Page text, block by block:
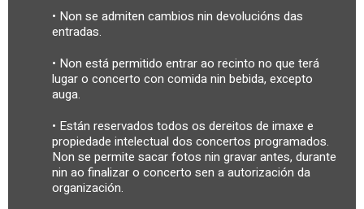
• Non se admiten cambios nin devolucións das
entradas.
• Non está permitido entrar ao recinto no que terá
lugar o concerto con comida nin bebida, excepto
auga.
• Están reservados todos os dereitos de imaxe e
propiedade intelectual dos concertos programados.
Non se permite sacar fotos nin gravar antes, durante
nin ao finalizar o concerto sen a autorización da
organización.